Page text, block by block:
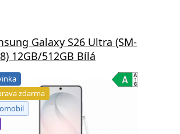
Galaxy S26 Ultra (SM-
12GB/512GB Bílá
zdarma